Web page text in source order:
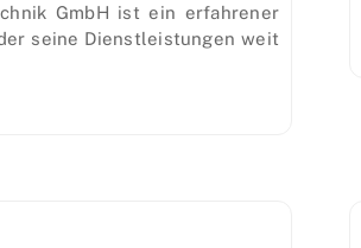
GmbH ist ein erfahrener
seine Dienstleistungen weit